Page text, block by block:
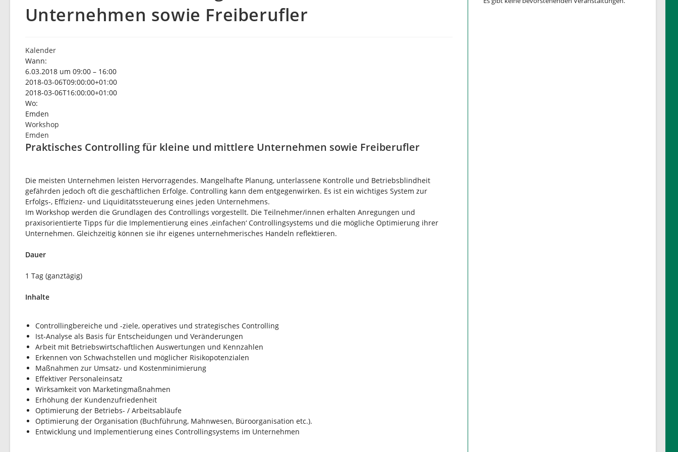
Unternehmen sowie Freiberufler
Kalender
Wann:
6.03.2018 um 09:00 – 16:00
2018-03-06T09:00:00+01:00
2018-03-06T16:00:00+01:00
Wo:
Emden
Workshop
Emden
Praktisches Controlling für kleine und mittlere Unternehmen sowie Freiberufler
Die meisten Unternehmen leisten Hervorragendes. Mangelhafte Planung, unterlassene Kontrolle und Betriebsblindheit
gefährden jedoch oft die geschäftlichen Erfolge. Controlling kann dem entgegenwirken. Es ist ein wichtiges System zur
Erfolgs-, Effizienz- und Liquiditätssteuerung eines jeden Unternehmens.
Im Workshop werden die Grundlagen des Controllings vorgestellt. Die Teilnehmer/innen erhalten Anregungen und
praxisorientierte Tipps für die Implementierung eines ‚einfachen‘ Controllingsystems und die mögliche Optimierung ihrer
Unternehmen. Gleichzeitig können sie ihr eigenes unternehmerisches Handeln reflektieren.
Dauer
1 Tag (ganztägig)
Inhalte
Controllingbereiche und -ziele, operatives und strategisches Controlling
Ist-Analyse als Basis für Entscheidungen und Veränderungen
Arbeit mit Betriebswirtschaftlichen Auswertungen und Kennzahlen
Erkennen von Schwachstellen und möglicher Risikopotenzialen
Maßnahmen zur Umsatz- und Kostenminimierung
Effektiver Personaleinsatz
Wirksamkeit von Marketingmaßnahmen
Erhöhung der Kundenzufriedenheit
Optimierung der Betriebs- / Arbeitsabläufe
Optimierung der Organisation (Buchführung, Mahnwesen, Büroorganisation etc.).
Entwicklung und Implementierung eines Controllingsystems im Unternehmen